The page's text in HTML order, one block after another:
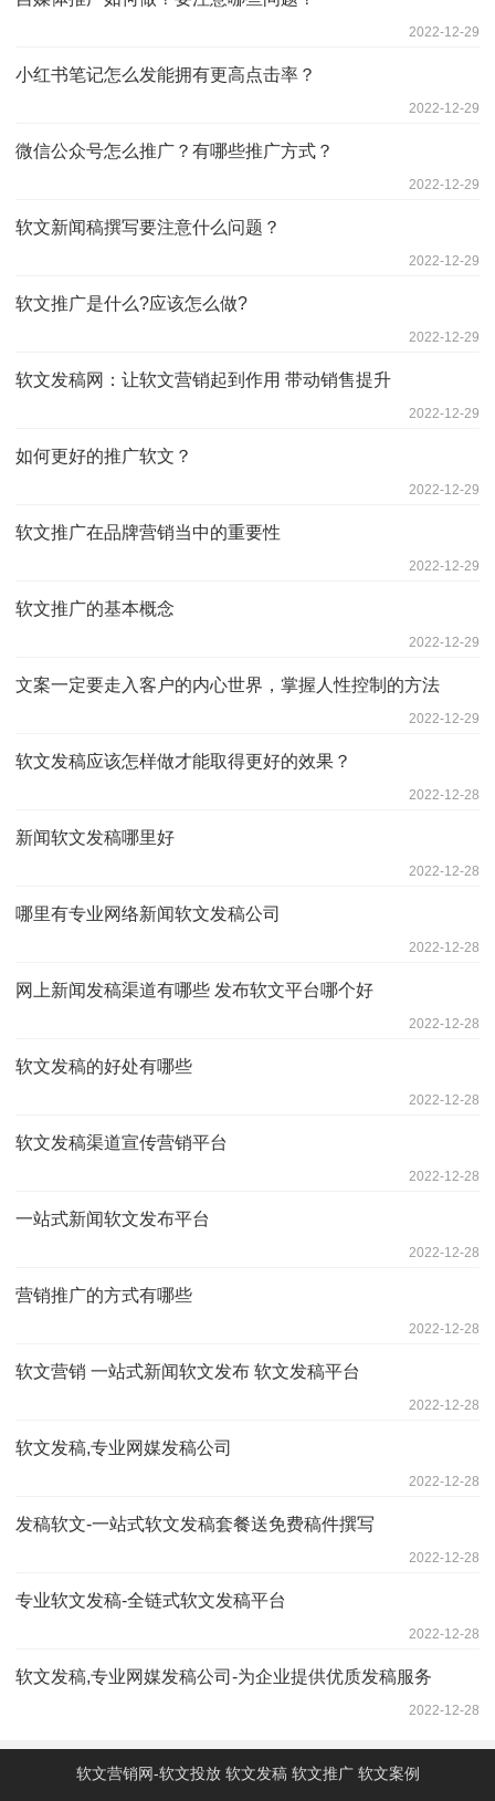
2022-12-29
小红书笔记怎么发能拥有更高点击率？
2022-12-29
微信公众号怎么推广？有哪些推广方式？
2022-12-29
软文新闻稿撰写要注意什么问题？
2022-12-29
软文推广是什么?应该怎么做?
2022-12-29
软文发稿网：让软文营销起到作用 带动销售提升
2022-12-29
如何更好的推广软文？
2022-12-29
软文推广在品牌营销当中的重要性
2022-12-29
软文推广的基本概念
2022-12-29
文案一定要走入客户的内心世界，掌握人性控制的方法
2022-12-29
软文发稿应该怎样做才能取得更好的效果？
2022-12-28
新闻软文发稿哪里好
2022-12-28
哪里有专业网络新闻软文发稿公司
2022-12-28
网上新闻发稿渠道有哪些 发布软文平台哪个好
2022-12-28
软文发稿的好处有哪些
2022-12-28
软文发稿渠道宣传营销平台
2022-12-28
一站式新闻软文发布平台
2022-12-28
营销推广的方式有哪些
2022-12-28
软文营销 一站式新闻软文发布 软文发稿平台
2022-12-28
软文发稿,专业网媒发稿公司
2022-12-28
发稿软文-一站式软文发稿套餐送免费稿件撰写
2022-12-28
专业软文发稿-全链式软文发稿平台
2022-12-28
软文发稿,专业网媒发稿公司-为企业提供优质发稿服务
2022-12-28
软文营销网-软文投放 软文发稿 软文推广 软文案例